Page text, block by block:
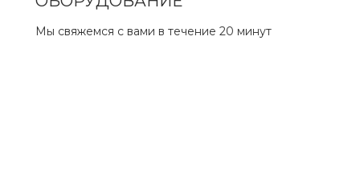
Мы свяжемся с вами в течение 20 минут